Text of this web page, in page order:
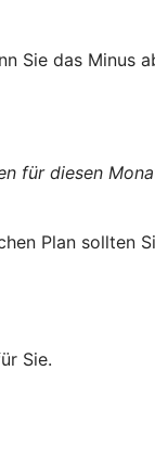
Sie das Minus
für diesen
Plan sollten
Sie.